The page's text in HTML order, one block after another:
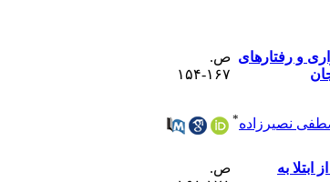
و رفتارهای ص.
۱۶۷-۱۵۴
نصیرزاده*
به
ص.